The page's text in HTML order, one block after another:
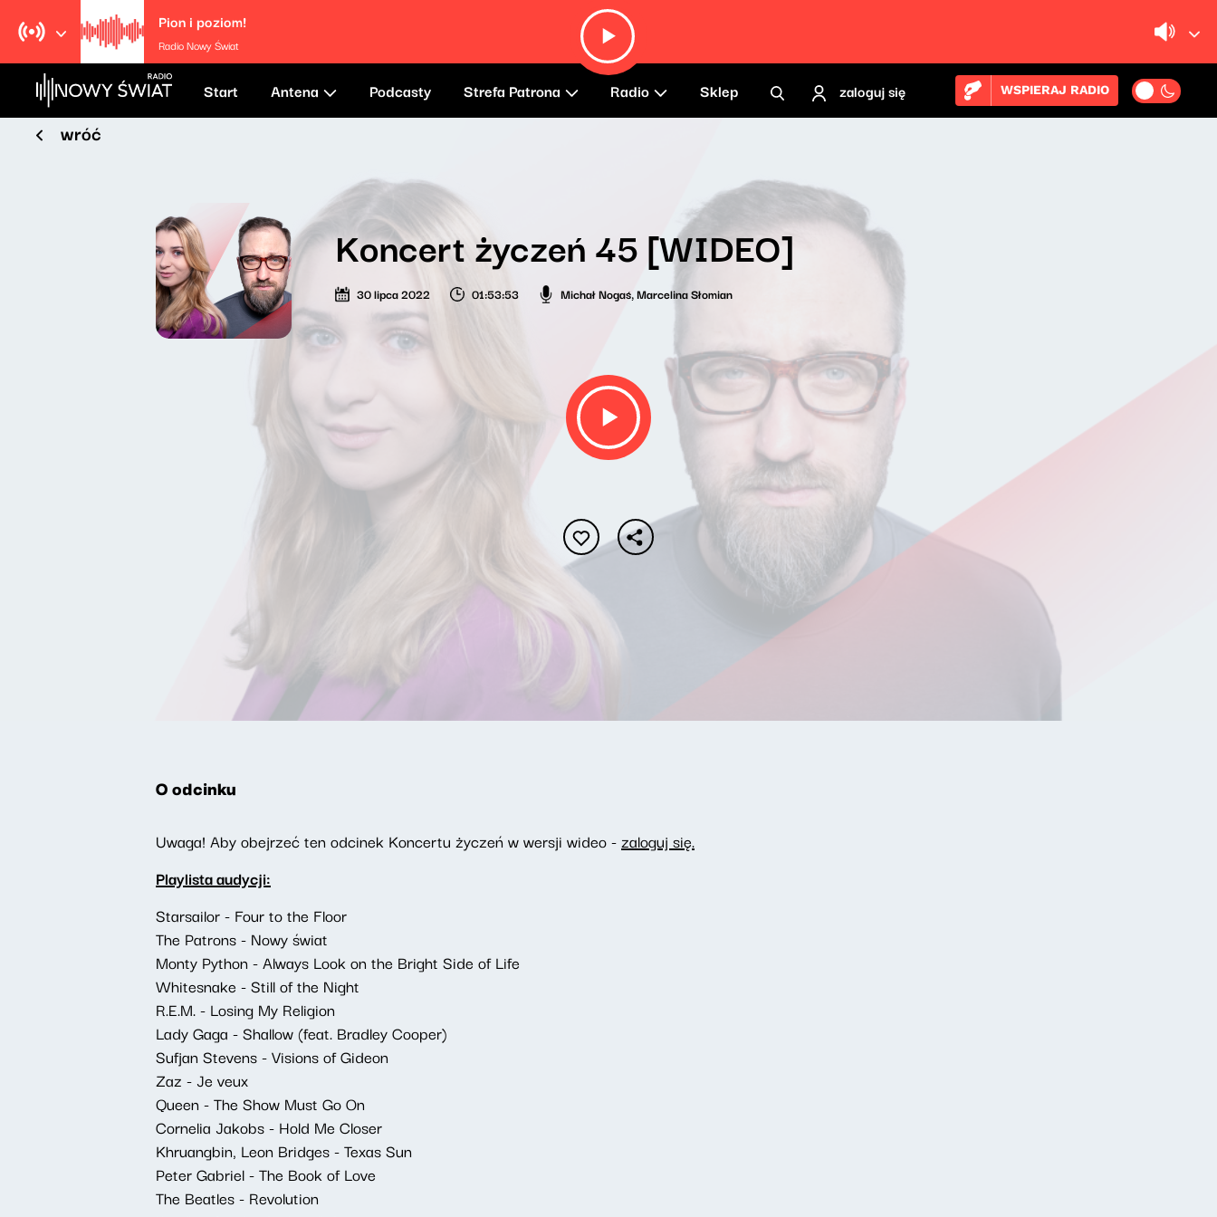
Pion i poziom!
Radio Nowy Świat
Start Antena Podcasty Strefa Patrona Radio Sklep zaloguj się WSPIERAJ RADIO
wróć
Koncert życzeń 45 [WIDEO]
30 lipca 2022 01:53:53 Michał Nogaś,Marcelina Słomian
O odcinku
Uwaga! Aby obejrzeć ten odcinek Koncertu życzeń w wersji wideo -zaloguj się.
Playlista audycji:
Starsailor - Four to the Floor
The Patrons - Nowy świat
Monty Python - Always Look on the Bright Side of Life
Whitesnake - Still of the Night
R.E.M. - Losing My Religion
Lady Gaga - Shallow (feat. Bradley Cooper)
Sufjan Stevens - Visions of Gideon
Zaz - Je veux
Queen - The Show Must Go On
Cornelia Jakobs - Hold Me Closer
Khruangbin, Leon Bridges - Texas Sun
Peter Gabriel - The Book of Love
The Beatles - Revolution